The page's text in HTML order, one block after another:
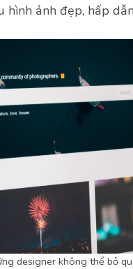
ảnh đẹp, hấp
designer không thể bỏ